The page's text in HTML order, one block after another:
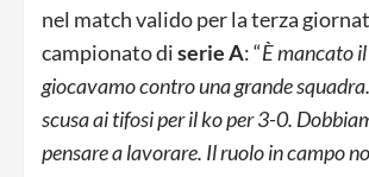
nel match valido per la terza
campionato diserie A: “È mancato
giocavamo contro una grande
scusa ai tifosi per il ko per 3-0.
pensare a lavorare. Il ruolo in campo